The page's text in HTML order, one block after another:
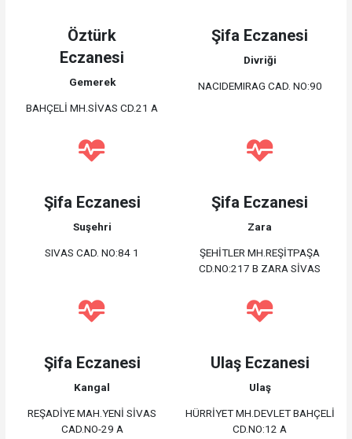
Öztürk
Eczanesi
Gemerek
BAHÇELİ MH.SİVAS CD.21 A
Şifa Eczanesi
Divriği
NACIDEMIRAG CAD. NO:90
Şifa Eczanesi
Suşehri
SIVAS CAD. NO:84 1
Şifa Eczanesi
Zara
ŞEHİTLER MH.REŞİTPAŞA
CD.NO:217 B ZARA SİVAS
Şifa Eczanesi
Kangal
REŞADİYE MAH.YENİ SİVAS
CAD.NO-29 A
Ulaş Eczanesi
Ulaş
HÜRRİYET MH.DEVLET BAHÇELİ
CD.NO:12 A